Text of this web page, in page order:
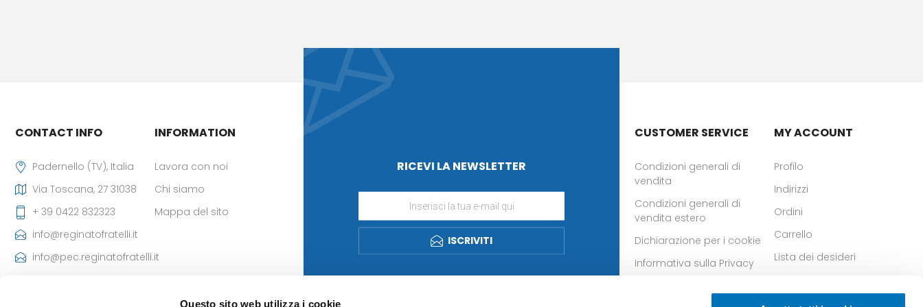
Questo sito web utilizza i cookie
RICEVI LA NEWSLETTER
ISCRIVITI
CONTACT INFO
Padernello (TV), Italia
Via Toscana, 27 31038
+ 39 0422 832323
info@reginatofratelli.it
info@pec.reginatofratelli.it
INFORMATION
Lavora con noi
Chi siamo
Mappa del sito
CUSTOMER SERVICE
Condizioni generali di
vendita
Condizioni generali di
vendita estero
Dichiarazione per i cookie
Informativa sulla Privacy
MY ACCOUNT
Profilo
Indirizzi
Ordini
Carrello
Lista dei desideri